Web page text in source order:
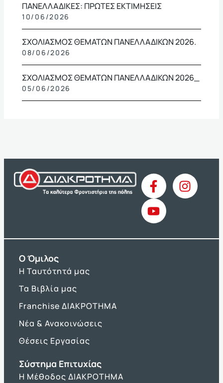
ΠΑΝΕΛΛΑΔΙΚΕΣ: ΠΡΩΤΕΣ ΕΚΤΙΜΗΣΕΙΣ
10/06/2026
ΣΧΟΛΙΑΣΜΟΣ ΘΕΜΑΤΩΝ ΠΑΝΕΛΛΑΔΙΚΩΝ 2026.
08/06/2026
ΣΧΟΛΙΑΣΜΟΣ ΘΕΜΑΤΩΝ ΠΑΝΕΛΛΑΔΙΚΩΝ 2026_
05/06/2026
O Όμιλος
Η Ταυτότητά μας
Τα Βιβλία μας
Franchise ΔΙΑΚΡΟΤΗΜΑ
Νέα & Ανακοινώσεις
Θέσεις Εργασίας
Σύστημα Επιτυχίας
Η Μέθοδος ΔΙΑΚΡΟΤΗΜΑ